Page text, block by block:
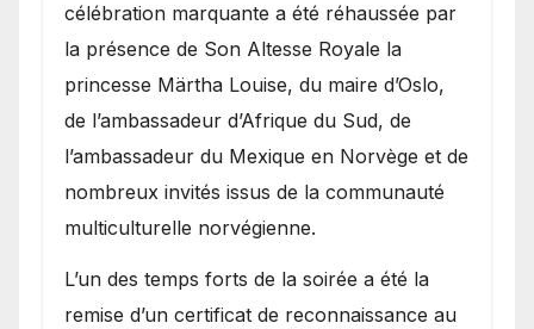
célébration marquante a été réhaussée par
la présence de Son Altesse Royale la
princesse Märtha Louise, du maire d’Oslo,
de l’ambassadeur d’Afrique du Sud, de
l’ambassadeur du Mexique en Norvège et de
nombreux invités issus de la communauté
multiculturelle norvégienne.
​L’un des temps forts de la soirée a été la
remise d’un certificat de reconnaissance au